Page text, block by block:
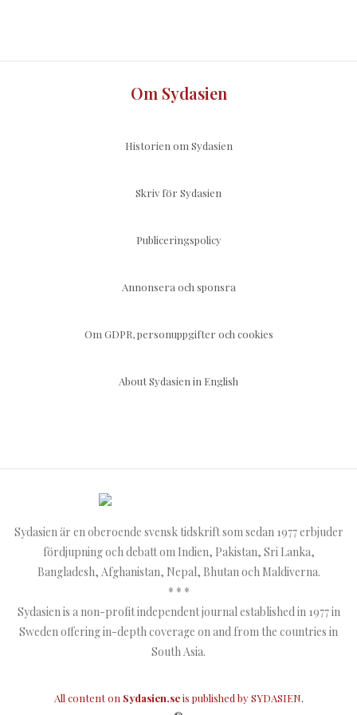
Om Sydasien
Historien om Sydasien
Skriv för Sydasien
Publiceringspolicy
Annonsera och sponsra
Om GDPR, personuppgifter och cookies
About Sydasien in English
Sydasien är en oberoende svensk tidskrift som sedan 1977 erbjuder
fördjupning och debatt om Indien, Pakistan, Sri Lanka,
Bangladesh, Afghanistan, Nepal, Bhutan och Maldiverna.
* * *
Sydasien is a non-profit independent journal established in 1977 in
Sweden offering in-depth coverage on and from the countries in
South Asia.
All content on Sydasien.seis published bySYDASIEN.